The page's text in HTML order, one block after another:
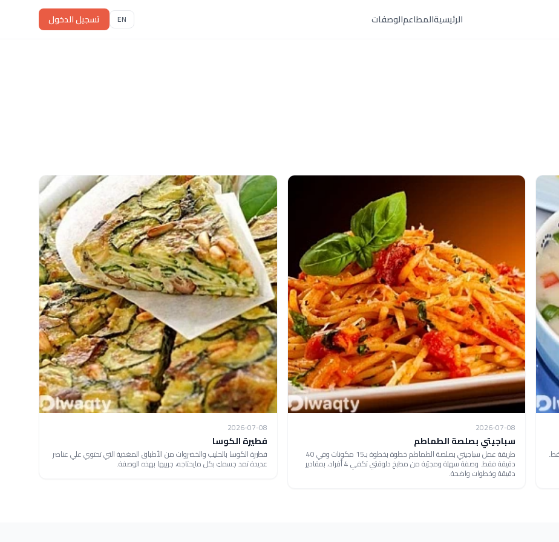
الرئيسيةالمطاعمالوصفات EN تسجيل الدخول
25 دقيقة فقط.
2026-07-08
سباجيتي بصلصة الطماطم
طريقة عمل سباجيتي بصلصة الطماطم خطوة بخطوة بـ15 مكونات وفي 40
دقيقة فقط. وصفة سهلة ومجرّبة من مطبخ دلوقتي تكفي 4 أفراد، بمقادير
دقيقة وخطوات واضحة.
2026-07-08
فطيرة الكوسا
فطيرة الكوسا بالحليب والخضروات من الأطباق المغذية التي تحتوي علي عناصر
عديدة تمد جسمكِ بكل مايحتاجه، جربيها بهذه الوصفة.